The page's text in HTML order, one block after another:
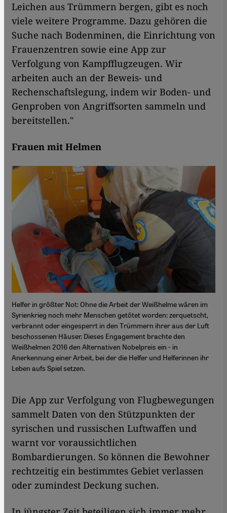
Leichen aus Trümmern bergen, gibt es noch
viele weitere Programme. Dazu gehören die
Suche nach Bodenminen, die Einrichtung von
Frauenzentren sowie eine App zur
Verfolgung von Kampfflugzeugen. Wir
arbeiten auch an der Beweis- und
Rechenschaftslegung, indem wir Boden- und
Genproben von Angriffsorten sammeln und
bereitstellen."
Frauen mit Helmen
Helfer in größter Not: Ohne die Arbeit der Weißhelme wären im
Syrienkrieg noch mehr Menschen getötet worden: zerquetscht,
verbrannt oder eingesperrt in den Trümmern ihrer aus der Luft
beschossenen Häuser. Dieses Engagement brachte den
Weißhelmen 2016 den Alternativen Nobelpreis ein - in
Anerkennung einer Arbeit, bei der die Helfer und Helferinnen ihr
Leben aufs Spiel setzen.
Die App zur Verfolgung von Flugbewegungen
sammelt Daten von den Stützpunkten der
syrischen und russischen Luftwaffen und
warnt vor voraussichtlichen
Bombardierungen. So können die Bewohner
rechtzeitig ein bestimmtes Gebiet verlassen
oder zumindest Deckung suchen.